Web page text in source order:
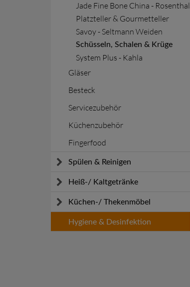
Kühlen und Tiefkühlen
Installationsmaterial
Jade Fine Bone China - Rosenthal
Platzteller & Gourmetteller
Savoy - Seltmann Weiden
Schüsseln, Schalen & Krüge
System Plus - Kahla
Gläser
Besteck
Servicezubehör
Küchenzubehör
Fingerfood
Spülen & Reinigen
Spülmaschinen
Reinigen
Sicherheit
Heiß-/ Kaltgetränke
Kaffeemaschinen
Schankanlagen
Küchen-/ Thekenmöbel
KOOLKITpremium
Hygiene & Desinfektion